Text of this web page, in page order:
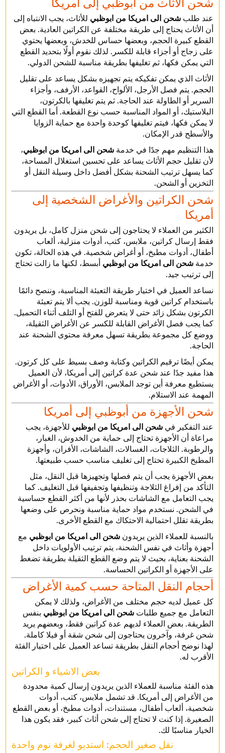
عند طلب شحن الى امريكا من ابوظبي للأثاث، يجب الانتباه إلى
أن الأثاث يحتاج إلى طريقة مختلفة عن الكراتين العادية. بعض
القطع كبيرة الحجم، وبعضها حساس للخدش، وبعضها يحتوي
على زجاج أو أجزاء قابلة للكسر. لذلك نقوم أولًا بتحديد القطع
التي يمكن فكها، ثم تغليفها بطريقة مناسبة للشحن الدولي.
الأثاث الذي يمكن تفكيكه يتم تجهيزه بشكل يساعد على تقليل
الحجم. يتم فصل الأرجل، الألواح، القواعد، الأرفف، وأجزاء
السرير أو الطاولة عند الحاجة. ثم يتم تغليفها بالكرتون،
البلاستيك، أو المواد المناسبة حسب نوع القطعة. أما القطع التي
لا يمكن فكها، فيتم تغليفها كوحدة واحدة مع حماية الزوايا
والأسطح قدر الإمكان.
هذا التنظيم مهم جدًا في خدمة شحن الى امريكا من ابوظبي،
لأن تقليل حجم الأثاث يساعد على تحسين استغلال المساحة،
كما يسهل ترتيب الشحنة بشكل أفضل داخل وسيلة النقل أو
التخزين أو الشحن.
شحن الكراتين والأغراض الشخصية إلى
أمريكا
الكثير من العملاء لا يحتاجون إلى شحن منزل كامل، بل يريدون
فقط إرسال كراتين، ملابس، كتب، أدوات منزلية، ألعاب
أطفال، أدوات مطبخ، أو أغراض شخصية. في هذه الحالة، تكون
خدمة شحن الى امريكا من ابوظبي أبسط، لكنها ما زالت تحتاج
إلى ترتيب جيد.
نساعد العميل في اختيار طريقة التعبئة المناسبة، وننصح دائمًا
باستخدام كراتين قوية ومناسبة للوزن. يجب ألا يتم تعبئة
الكرتون بشكل زائد حتى لا يتعرض للفتح أو التلف أثناء التحميل.
كما يجب فصل الأغراض القابلة للكسر عن الأغراض الثقيلة،
ووضع كل مجموعة بطريقة تسهل معرفة محتوى الشحنة عند
الحاجة.
يمكن أيضًا ترقيم الكراتين وكتابة وصف بسيط على كل كرتون.
هذا مفيد جدًا عند شحن عدة كراتين إلى أمريكا، لأن العميل
يستطيع معرفة أين توجد الملابس، الأوراق، الأدوات، أو الأغراض
المهمة عند الاستلام.
شحن الأجهزة من أبوظبي إلى أمريكا
عند التفكير في شحن الى امريكا من ابوظبي للأجهزة، يجب
مراعاة أن الأجهزة تحتاج إلى حماية من الخدوش، الغبار،
والرطوبة. الثلاجات، الغسالات، الشاشات، الأفران، وأجهزة
المطبخ الكبيرة تحتاج إلى تغليف مناسب حسب طبيعتها.
بعض الأجهزة يجب أن يتم فصلها وتجهيزها قبل النقل، مثل
التأكد من إفراغ الثلاجة وتنظيفها وتجفيفها قبل التغليف. كما
يجب التعامل مع الشاشات بحذر لأنها من أكثر القطع حساسية
في الشحن. نستخدم مواد حماية مناسبة ونحرص على وضعها
بطريقة تقلل احتمالية الاحتكاك مع القطع الأخرى.
بالنسبة للعملاء الذين يريدون شحن الى امريكا من ابوظبي مع
أجهزة وأثاث في نفس الشحنة، يتم ترتيب الأولويات داخل
الشحنة بعناية، بحيث لا يتم وضع القطع الثقيلة بطريقة تضغط
على الأجهزة أو الكراتين الحساسة.
أحجام النقل المتاحة حسب كمية الأغراض
كل عميل لديه حجم مختلف من الأغراض، ولذلك لا يمكن
التعامل مع جميع طلبات شحن الى امريكا من ابوظبي بنفس
الطريقة. بعض العملاء لديهم عدة كراتين فقط، وبعضهم يريد
شحن غرفة، وآخرون يحتاجون إلى شحن شقة أو فيلا كاملة.
لهذا نوضح أحجام النقل بطريقة تساعد العميل على اختيار الفئة
الأقرب له.
بعض الاشياء و الكراتين
هذه الفئة مناسبة للعملاء الذين يريدون إرسال كمية محدودة
من الأغراض إلى أمريكا. قد تشمل ملابس، كتب، أدوات
شخصية، ألعاب أطفال، مستندات، أدوات مطبخ، أو بعض القطع
الصغيرة. إذا كنت لا تحتاج إلى شحن أثاث كبير، فقد يكون هذا
الخيار مناسبًا لك.
نقل صغير الحجم: استديو لغرفة نوم واحدة